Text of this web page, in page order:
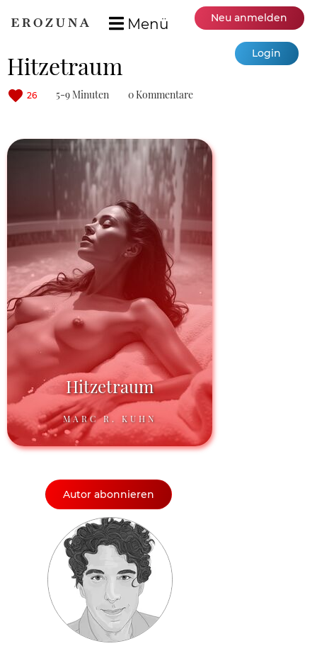
Menü Neu anmelden
Login
Hitzetraum
26 5-9 Minuten 0 Kommentare
Hitzetraum
MARC R. KUHN
Autor abonnieren